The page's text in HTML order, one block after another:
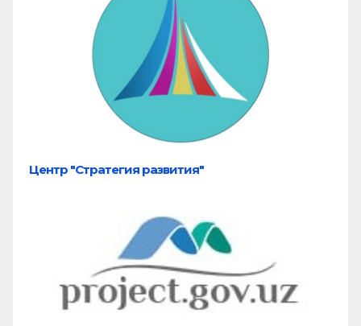
Центр "Стратегия развития"